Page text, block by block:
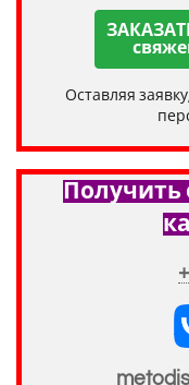
Оставляя
Получить